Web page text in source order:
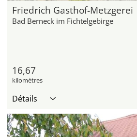
Friedrich Gasthof-Metzgerei
Bad Berneck im Fichtelgebirge
16,67
kilomètres
Détails